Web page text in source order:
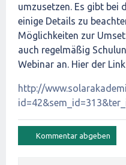
umzusetzen. Es gibt bei
einige Details zu
Möglichkeiten zur
auch regelmäßig
Webinar an. Hier der
http://